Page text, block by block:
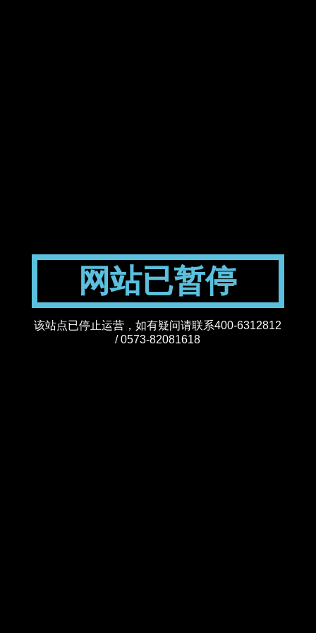
网站已暂停
该站点已停止运营，如有疑问请联系400-6312812
/ 0573-82081618